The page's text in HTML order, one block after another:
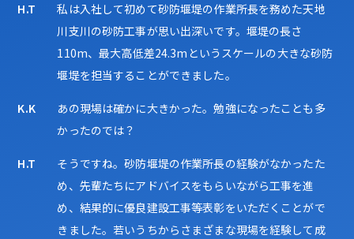
H.T
私は入社して初めて砂防堰堤の作業所長を務めた天地
川支川の砂防工事が思い出深いです。堰堤の長さ
110m、最大高低差24.3mというスケールの大きな砂防
堰堤を担当することができました。
K.K
あの現場は確かに大きかった。勉強になったことも多
かったのでは？
H.T
そうですね。砂防堰堤の作業所長の経験がなかったた
め、先輩たちにアドバイスをもらいながら工事を進
め、結果的に優良建設工事等表彰をいただくことがで
きました。若いうちからさまざまな現場を経験して成